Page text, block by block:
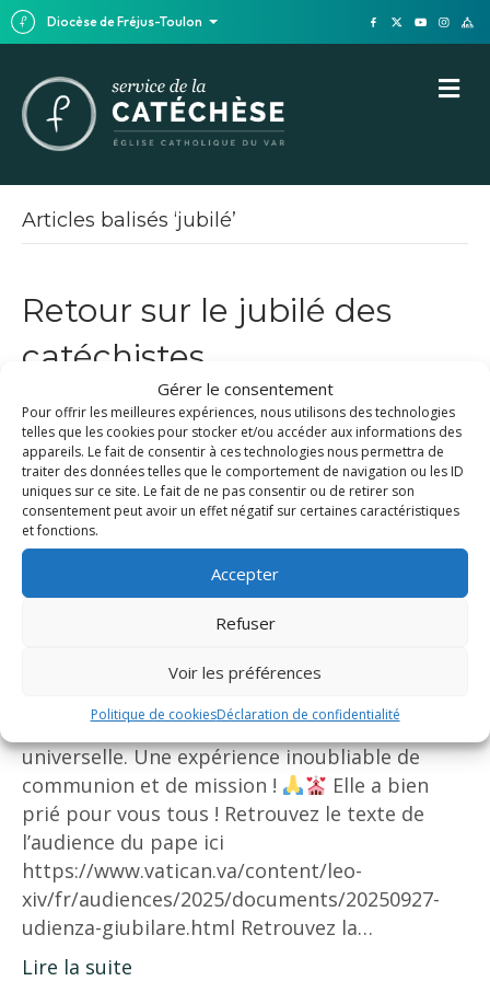
Diocèse de Fréjus-Toulon
Gérer le consentement
Pour offrir les meilleures expériences, nous utilisons des technologies
telles que les cookies pour stocker et/ou accéder aux informations des
appareils. Le fait de consentir à ces technologies nous permettra de
traiter des données telles que le comportement de navigation ou les ID
uniques sur ce site. Le fait de ne pas consentir ou de retirer son
consentement peut avoir un effet négatif sur certaines caractéristiques
et fonctions.
Accepter
Refuser
Voir les préférences
Politique de cookiesDéclaration de confidentialité
M
E
Articles balisés ‘jubilé’
Retour sur le jubilé des
catéchistes
16 octobre 2025
De retour de Rome
Sœur Lucie revient du
de joie et de partage au cœur de l’Église
universelle. Une expérience inoubliable de
communion et de mission !
Elle a bien
prié pour vous tous ! Retrouvez le texte de
l’audience du pape ici
https://www.vatican.va/content/leo-
xiv/fr/audiences/2025/documents/20250927-
udienza-giubilare.html Retrouvez la…
Lire la suite